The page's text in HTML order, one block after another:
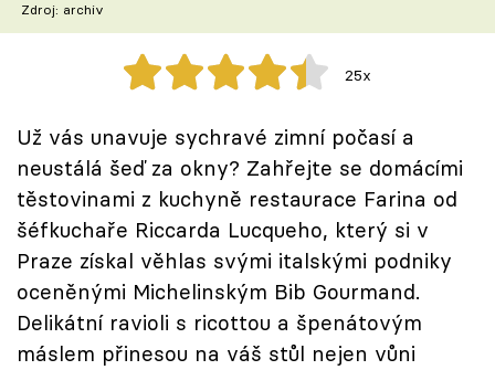
Sledujte prima+
Sledujte nás
Zdroj: archiv
25x
Už vás unavuje sychravé zimní počasí a
neustálá šeď za okny? Zahřejte se domácími
těstovinami z kuchyně restaurace Farina od
šéfkuchaře Riccarda Lucqueho, který si v
Praze získal věhlas svými italskými podniky
oceněnými Michelinským Bib Gourmand.
Delikátní ravioli s ricottou a špenátovým
máslem přinesou na váš stůl nejen vůni